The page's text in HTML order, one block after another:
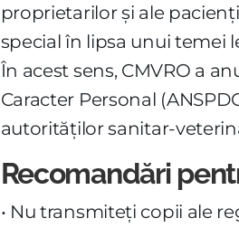
proprietarilor și ale
special în lipsa unui temei
În acest sens, CMVRO a
Caracter Personal
autorităților sanitar-
Recomandări
• Nu transmiteți copii ale